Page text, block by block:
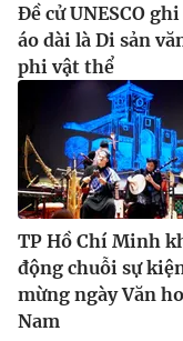
Đề cử UNESCO
áo dài là Di sản
phi vật thể
TP Hồ Chí Minh
động chuỗi sự
mừng ngày Văn
Nam